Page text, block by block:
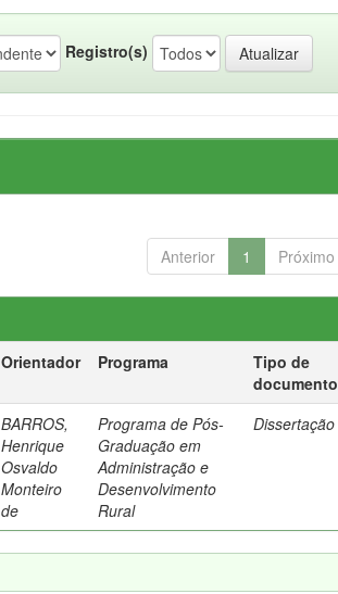
Registro(s)
Anterior 1 Próximo
Orientador Programa
Tipo de
documento
BARROS,
Henrique
Osvaldo
Monteiro
de
Programa de Pós-
Graduação em
Administração e
Desenvolvimento
Rural
Dissertação